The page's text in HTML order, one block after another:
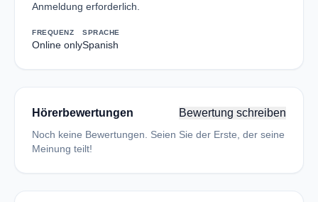
Anmeldung erforderlich.
FREQUENZ
Online only
SPRACHE
Spanish
Hörerbewertungen Bewertung schreiben
Noch keine Bewertungen. Seien Sie der Erste, der seine
Meinung teilt!